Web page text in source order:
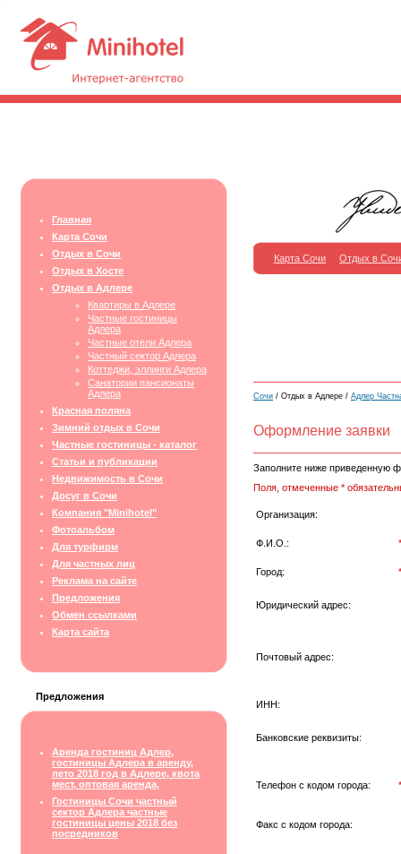
Главная
Карта Сочи
Отдых в Сочи
Отдых в Хосте
Отдых в Адлере
Квартиры в Адлере
Частные гостиницы
Адлера
Частные отели Адлера
Частный сектор Адлера
Коттеджи, эллинги Адлера
Санатории пансионаты
Адлера
Красная поляна
Зимний отдых в Сочи
Частные гостиницы - каталог
Статьи и публикации
Недвижимость в Сочи
Досуг в Сочи
Компания "Minihotel"
Фотоальбом
Для турфирм
Для частных лиц
Реклама на сайте
Предложения
Обмен ссылками
Карта сайта
Предложения
Аренда гостиниц Адлер,
гостиницы Адлера в аренду,
лето 2018 год в Адлере, квота
мест, оптовая аренда,
Гостиницы Сочи частный
сектор Адлера частные
гостиницы цены 2018 без
посредников
Карта Сочи Отдых в
Сочи / Отдых в Адлере / Адлер
Оформление заявки
Заполните ниже приведенную
Поля, отмеченные *
Организация:
Ф.И.О.: *
Город: *
Юридический адрес:
Почтовый адрес:
ИНН:
Банковские реквизиты:
Телефон с кодом города: *
Факс с кодом города: